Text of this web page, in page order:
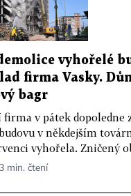
vyhořelé
firma Vasky.
bagr
v pátek dopoledne
v někdejším
vyhořela. Zničený
min. čtení